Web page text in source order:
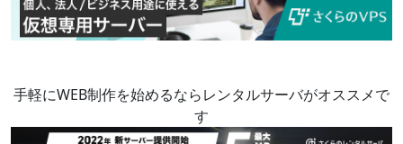
手軽にWEB制作を始めるならレンタルサーバがオススメで
す